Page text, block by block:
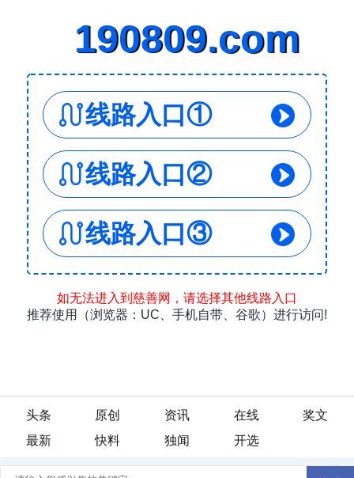
头条 原创 资讯 在线
奖文
最新
快料 独闻 开选